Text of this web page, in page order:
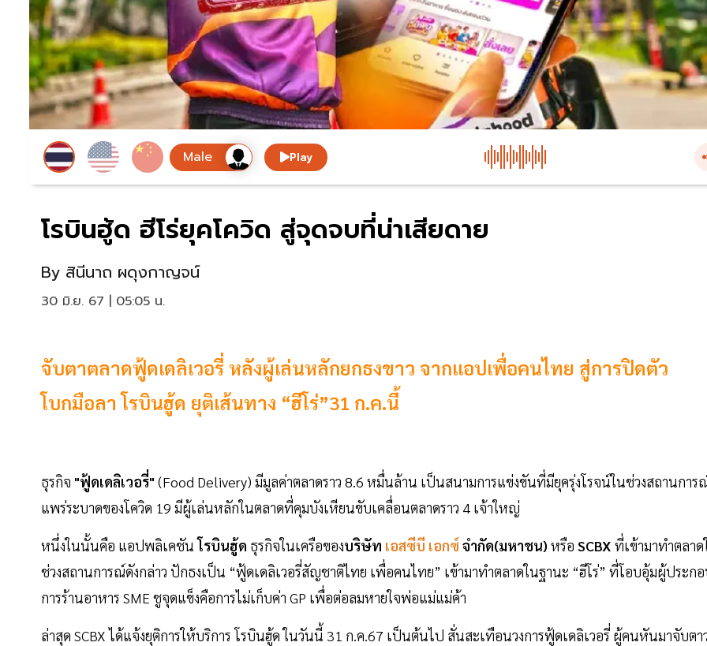
Play
โรบินฮู้ด ฮีโร่ยุคโควิด สู่จุดจบที่น่าเสียดาย
By สินีนาถ ผดุงกาญจน์
30 มิ.ย. 67 | 05:05 น.
จับตาตลาดฟู้ดเดลิเวอรี่ หลังผู้เล่นหลักยกธงขาว จากแอปเพื่อคนไทย สู่การปิดตัว
โบกมือลา โรบินฮู้ด ยุติเส้นทาง “ฮีโร่”31 ก.ค.นี้
ธุรกิจ "ฟู้ดเดลิเวอรี่" (Food Delivery) มีมูลค่าตลาดราว 8.6 หมื่นล้าน เป็นสนามการแข่งขันที่มียุครุ่งโรจน์ในช่วงสถานการ
แพร่ระบาดของโควิด 19 มีผู้เล่นหลักในตลาดที่คุมบังเหียนขับเคลื่อนตลาดราว 4 เจ้าใหญ่
หนึ่งในนั้นคือ แอปพลิเคชันโรบินฮู้ด ธุรกิจในเครือของบริษัท เอสซีบี เอกซ์จำกัด(มหาชน) หรือ SCBX ที่เข้ามาทำตลาด
ช่วงสถานการณ์ดังกล่าว ปักธงเป็น “ฟู้ดเดลิเวอรี่สัญชาติไทย เพื่อคนไทย” เข้ามาทำตลาดในฐานะ “ฮีโร่” ที่โอบอุ้มผู้ประก
การร้านอาหาร SME ชูจุดแข็งคือการไม่เก็บค่า GP เพื่อต่อลมหายใจพ่อแม่แม่ค้า
ล่าสุด SCBX ได้แจ้งยุติการให้บริการ โรบินฮู้ด ในวันนี้ 31 ก.ค.67 เป็นต้นไป สั่นสะเทือนวงการฟู้ดเดลิเวอรี่ ผู้คนหันมาจับตา